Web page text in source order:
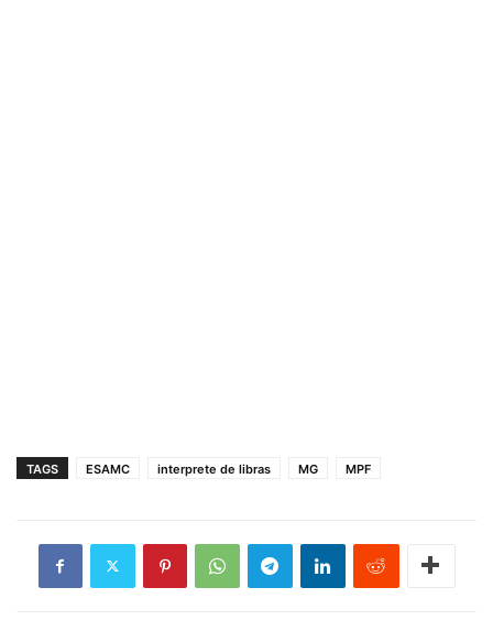
TAGS ESAMC interprete de libras MG MPF